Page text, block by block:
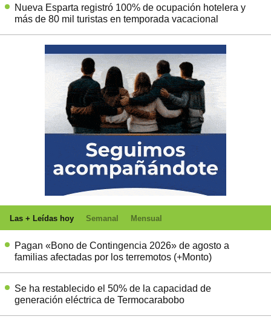
Nueva Esparta registró 100% de ocupación hotelera y
más de 80 mil turistas en temporada vacacional
Las + Leídas hoy Semanal Mensual
Pagan «Bono de Contingencia 2026» de agosto a
familias afectadas por los terremotos (+Monto)
Se ha restablecido el 50% de la capacidad de
generación eléctrica de Termocarabobo